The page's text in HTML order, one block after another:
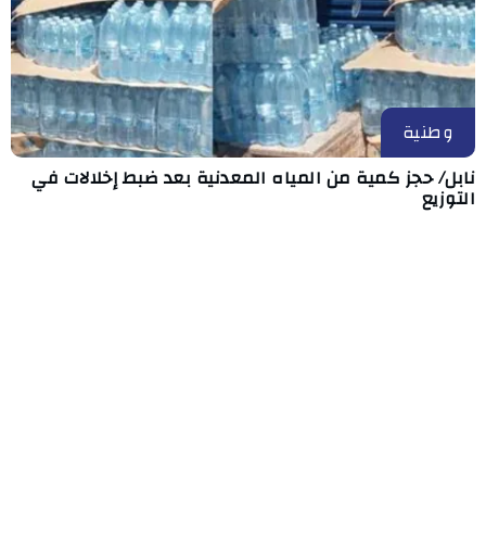
وطنية
نابل/ حجز كمية من المياه المعدنية بعد ضبط إخلالات في
التوزيع